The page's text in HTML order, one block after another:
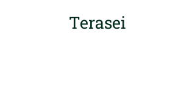
Terasei